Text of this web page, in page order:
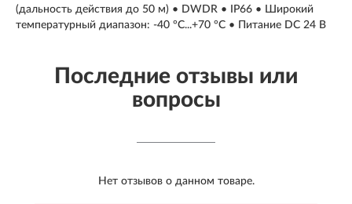
(дальность действия до 50 м) • DWDR • IP66 • Широкий
температурный диапазон: -40 °C...+70 °C • Питание DC 24 В
Последние отзывы или
вопросы
Нет отзывов о данном товаре.